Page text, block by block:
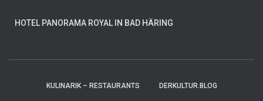
HOTEL PANORAMA ROYAL IN BAD HÄRING
KULINARIK – RESTAURANTS DERKULTUR.BLOG